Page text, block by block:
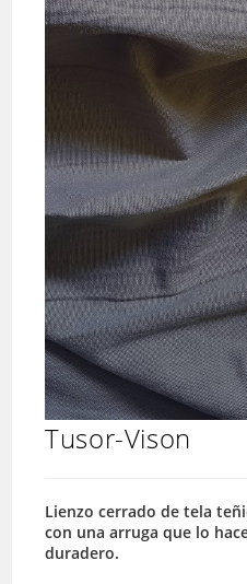
Tusor-Vison
Lienzo cerrado de tela
con una arruga que lo
duradero.